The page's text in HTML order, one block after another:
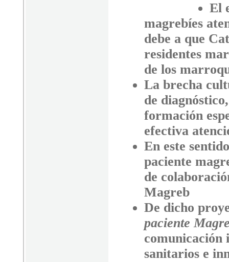
El
magrebíes
debe a que
residentes
de los
La brecha
de
formación
efectiva
En este
paciente
de
Magreb
De dicho
paciente
comunicación
sanitarios e